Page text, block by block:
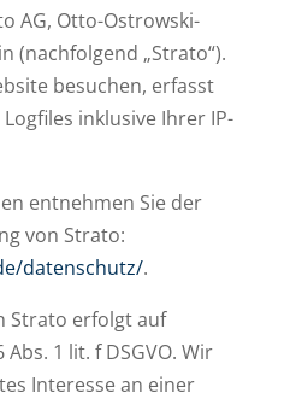
AG, Otto-Ostrowski-
(nachfolgend „Strato“).
besuchen, erfasst
inklusive Ihrer IP-
entnehmen Sie der
von Strato:
datenschutz/.
Strato erfolgt auf
1 lit. f DSGVO. Wir
Interesse an einer